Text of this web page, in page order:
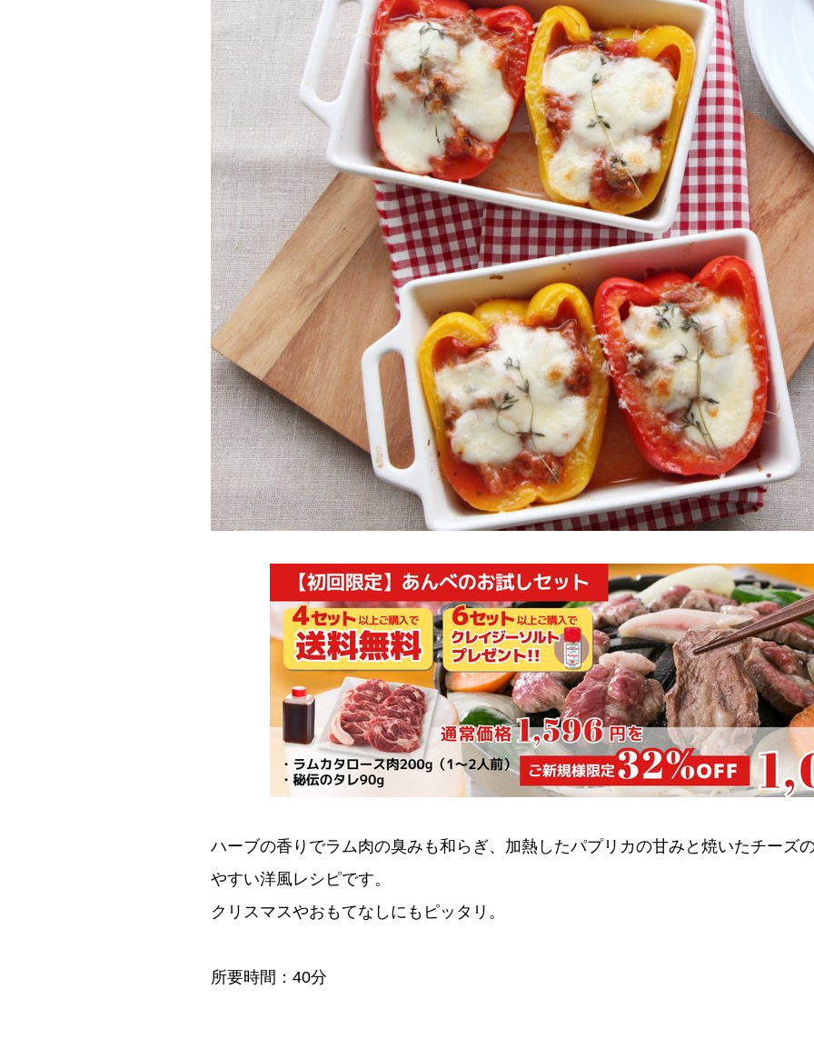
ハーブの香りでラム肉の臭みも和らぎ、加熱したパプリカの甘みと焼いたチーズ
やすい洋風レシピです。
クリスマスやおもてなしにもピッタリ。
所要時間：40分